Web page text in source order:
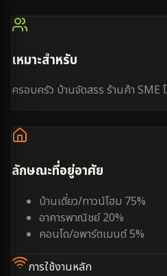
เหมาะสำหรับ
ครอบครัว บ้านจัดสรร ร้านค้า SME
ลักษณะที่อยู่อาศัย
บ้านเดี่ยว/ทาวน์โฮม 75%
อาคารพาณิชย์ 20%
คอนโด/อพาร์ตเมนต์ 5%
การใช้งานหลัก